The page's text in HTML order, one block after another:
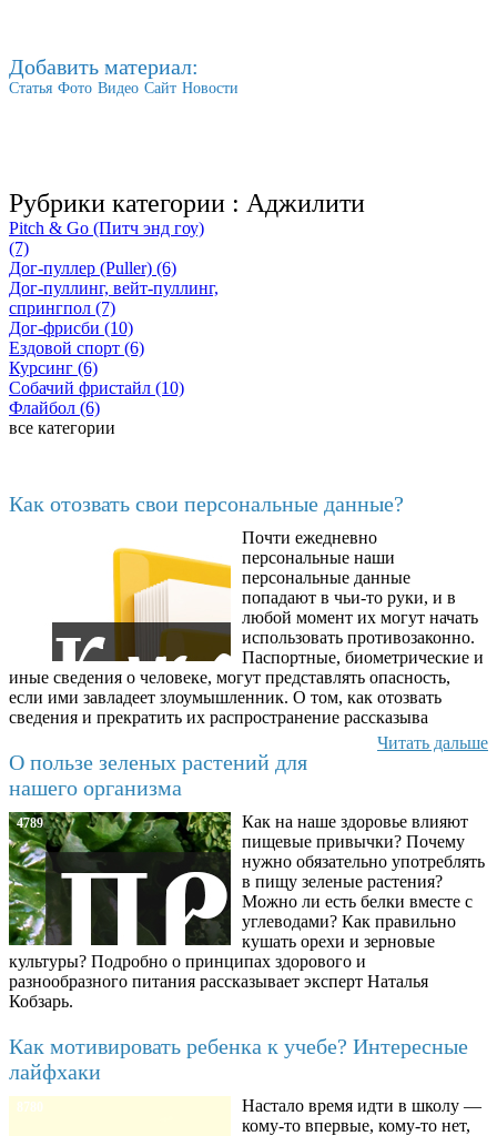
Добавить материал:
Статья Фото Видео Сайт Новости
Рубрики категории : Аджилити
Pitch & Go (Питч энд гоу)
(7)
Дог-пуллер (Puller) (6)
Дог-пуллинг, вейт-пуллинг,
спрингпол (7)
Дог-фрисби (10)
Ездовой спорт (6)
Курсинг (6)
Собачий фристайл (10)
Флайбол (6)
все категории
Как отозвать свои персональные данные?
Почти ежедневно
персональные наши
персональные данные
попадают в чьи-то руки, и в
любой момент их могут начать
использовать противозаконно.
Паспортные, биометрические и
иные сведения о человеке, могут представлять опасность,
если ими завладеет злоумышленник. О том, как отозвать
сведения и прекратить их распространение рассказыва
Читать дальше
О пользе зеленых растений для
нашего организма
4789
Как на наше здоровье влияют
пищевые привычки? Почему
нужно обязательно употреблять
в пищу зеленые растения?
Можно ли есть белки вместе с
углеводами? Как правильно
кушать орехи и зерновые
культуры? Подробно о принципах здорового и
разнообразного питания рассказывает эксперт Наталья
Кобзарь.
Как мотивировать ребенка к учебе? Интересные
лайфхаки
8780
Настало время идти в школу —
кому-то впервые, кому-то нет,